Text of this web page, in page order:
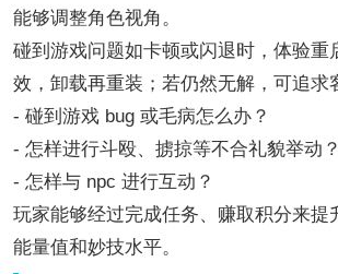
能够调整角色视角。
碰到游戏问题如卡顿或闪退时，体验重
效，卸载再重装；若仍然无解，可追求
- 碰到游戏 bug 或毛病怎么办？
- 怎样进行斗殴、掳掠等不合礼貌举动？
- 怎样与 npc 进行互动？
玩家能够经过完成任务、赚取积分来提
能量值和妙技水平。